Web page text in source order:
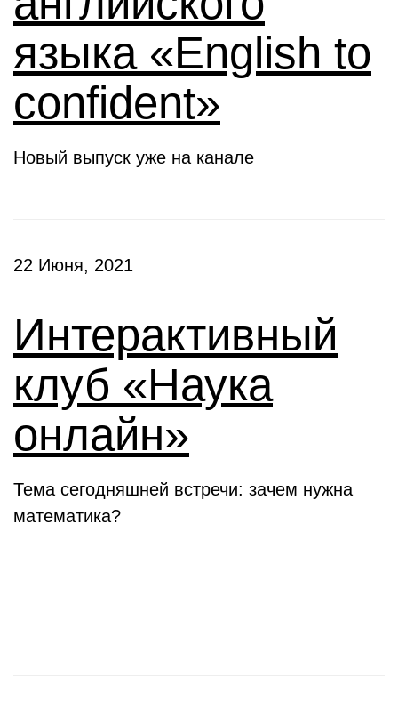
языка «English to
confident»
Новый выпуск уже на канале
22 Июня, 2021
Интерактивный
клуб «Наука
онлайн»
Тема сегодняшней встречи: зачем нужна
математика?